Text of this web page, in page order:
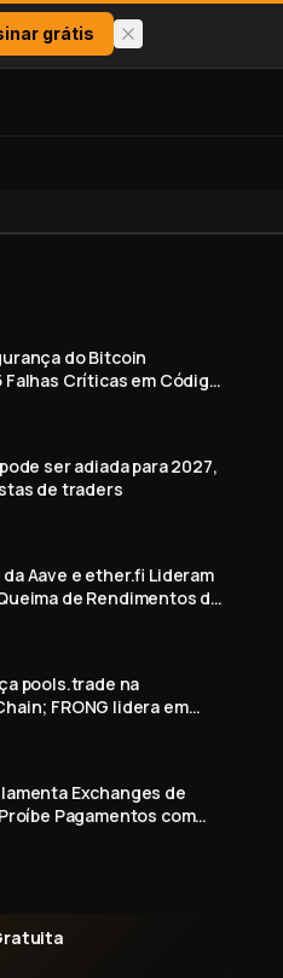
grátis
do Bitcoin
Falhas Críticas em Código
pode ser adiada para 2027,
de traders
Aave e ether.fi Lideram
de Rendimentos de
pools.trade na
FRONG lidera em
Exchanges de
Pagamentos com